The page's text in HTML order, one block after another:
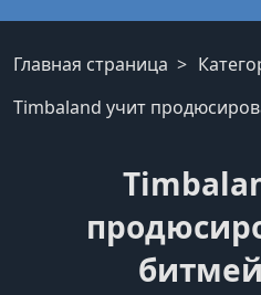
Главная страница
Timbaland учит